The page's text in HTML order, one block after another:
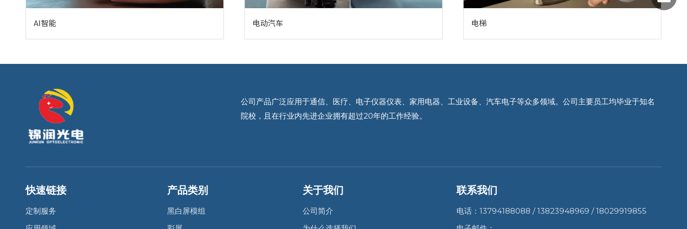
AI智能 电动汽车 电梯
公司产品广泛应用于通信、医疗、电子仪器仪表、家用电器、工业设备、汽车电子等众多领域。公司主要员工均毕业于知名
院校，且在行业内先进企业拥有超过20年的工作经验。
快速链接
定制服务
产品类别
黑白屏模组
关于我们
公司简介
联系我们
电话：13794188088 / 13823948969 / 18029919855